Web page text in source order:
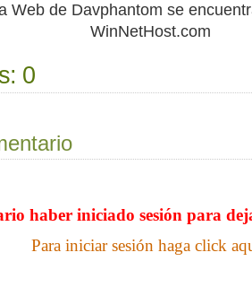
Web de Davphantom se
WinNetHost.com
0
haber iniciado sesión para
Para iniciar sesión haga click